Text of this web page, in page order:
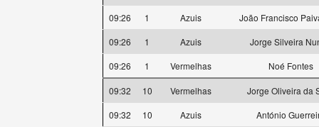
09:26
1 Azuis
João Francisco
09:26
1 Azuis
Jorge Silveira
09:26
1 Vermelhas Noé Fontes
09:32 10 Vermelhas
Jorge Oliveira da
09:32
10 Azuis
António